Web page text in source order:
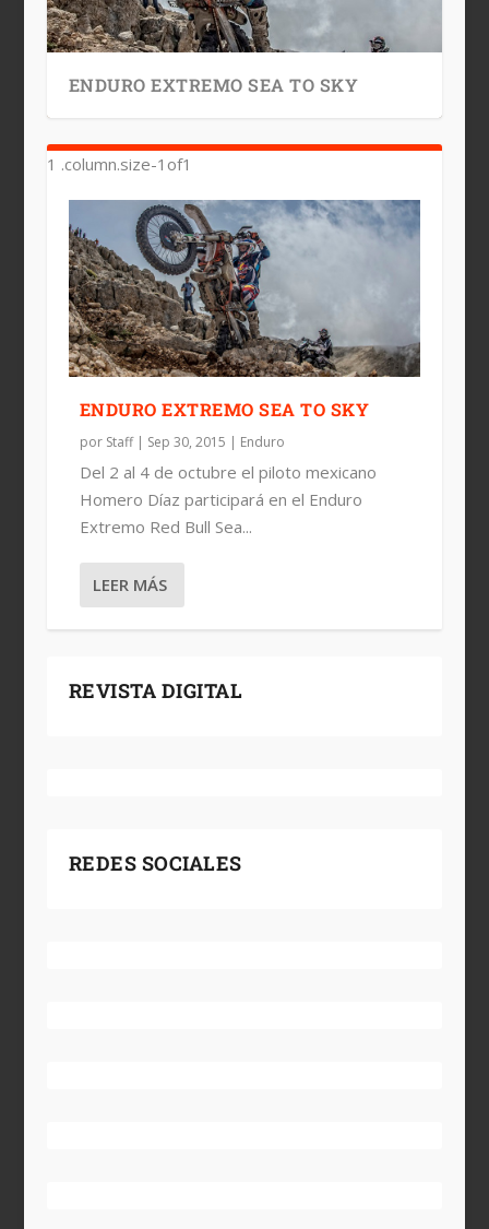
ENDURO EXTREMO SEA TO SKY
ENDURO EXTREMO SEA TO SKY
por Staff| Sep 30, 2015 | Enduro
Del 2 al 4 de octubre el piloto mexicano
Homero Díaz participará en el Enduro
Extremo Red Bull Sea...
LEER MÁS
REVISTA DIGITAL
REDES SOCIALES